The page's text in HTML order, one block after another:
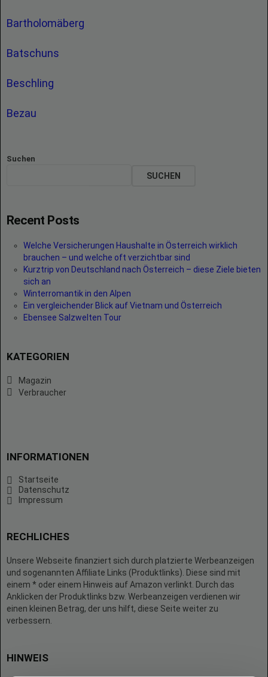
Bartholomäberg
Batschuns
Beschling
Bezau
Suchen
SUCHEN
Recent Posts
Welche Versicherungen Haushalte in Österreich wirklich
brauchen – und welche oft verzichtbar sind
Kurztrip von Deutschland nach Österreich – diese Ziele bieten
sich an
Winterromantik in den Alpen
Ein vergleichender Blick auf Vietnam und Österreich
Ebensee Salzwelten Tour
KATEGORIEN
Magazin
Verbraucher
INFORMATIONEN
Startseite
Datenschutz
Impressum
RECHLICHES
Unsere Webseite finanziert sich durch platzierte Werbeanzeigen
und sogenannten Affiliate Links (Produktlinks). Diese sind mit
einem * oder einem Hinweis auf Amazon verlinkt. Durch das
Anklicken der Produktlinks bzw. Werbeanzeigen verdienen wir
einen kleinen Betrag, der uns hilft, diese Seite weiter zu
verbessern.
HINWEIS